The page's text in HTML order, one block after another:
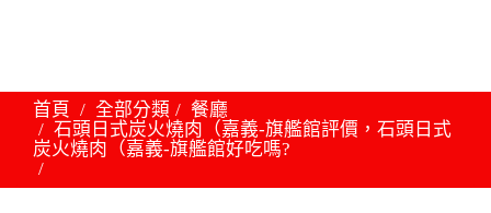
首頁 全部分類
餐廳
石頭日式炭火燒肉（嘉義-旗艦館評價，石頭日式
炭火燒肉（嘉義-旗艦館好吃嗎?